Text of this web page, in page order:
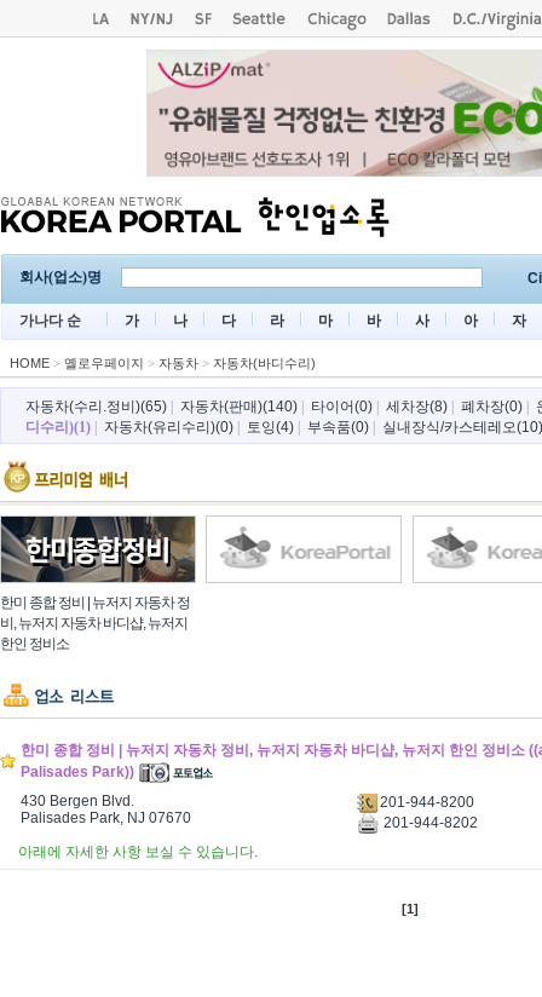
회사(업소)명
가나다 순 가 나 다 라 마 바 사 아 자
HOME > 옐로우페이지 > 자동차 > 자동차(바디수리)
자동차(수리.정비)(65) 자동차(판매)(140) 타이어(0) 세차장(8) 폐차장(0)
디수리)(1)
자동차(유리수리)(0) 토잉(4) 부속품(0) 실내장식/카스테레오(10)
한미 종합 정비 | 뉴저지 자동차 정
비, 뉴저지 자동차 바디샵, 뉴저지
한인 정비소
한미 종합 정비 | 뉴저지 자동차 정비, 뉴저지 자동차 바디샵, 뉴저지 한인 정비소
Palisades Park))
430 Bergen Blvd.
Palisades Park, NJ 07670
201-944-8200
201-944-8202
아래에 자세한 사항 보실 수 있습니다.
[1]